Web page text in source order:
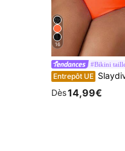
16
#Bikini
Entrepôt UE Slaydiva Maillot de bain une-pièce pour femmes grandes
Dès14,99€